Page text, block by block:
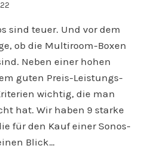
sind teuer. Und vor dem
ob die Multiroom-Boxen
Neben einer hohen
guten Preis-Leistungs-
wichtig, die man
hat. Wir haben 9 starke
für den Kauf einer Sonos-
Blick…